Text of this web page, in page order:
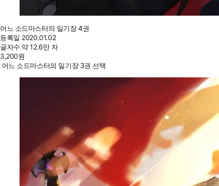
어느 소드마스터의 일기장 4권
등록일 2020.01.02
글자수 약 12.6만 자
3,200원
어느 소드마스터의 일기장 3권 선택